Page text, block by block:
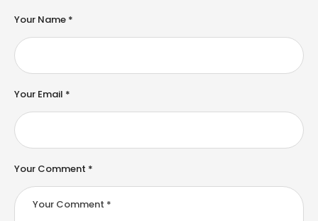
Your Comment *
Your Name *
Your Email *